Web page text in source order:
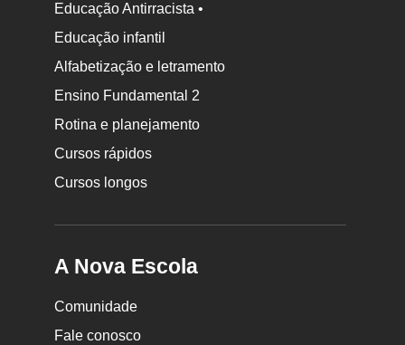
Educação Antirracista •
Educação infantil
Alfabetização e letramento
Ensino Fundamental 2
Rotina e planejamento
Cursos rápidos
Cursos longos
A Nova Escola
Comunidade
Fale conosco